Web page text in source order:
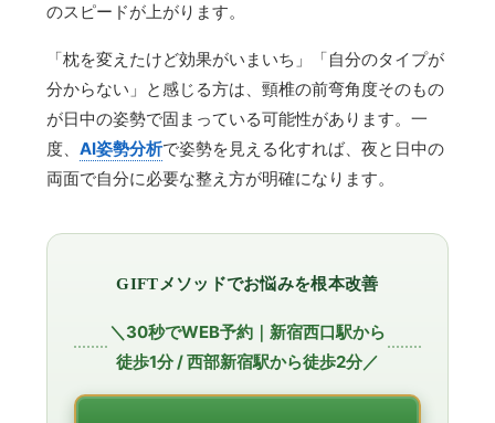
のスピードが上がります。
「枕を変えたけど効果がいまいち」「自分のタイプが
分からない」と感じる方は、頸椎の前弯角度そのもの
が日中の姿勢で固まっている可能性があります。一
度、AI姿勢分析で姿勢を見える化すれば、夜と日中の
両面で自分に必要な整え方が明確になります。
GIFTメソッドでお悩みを根本改善
＼30秒でWEB予約｜新宿西口駅から
徒歩1分 / 西部新宿駅から徒歩2分／